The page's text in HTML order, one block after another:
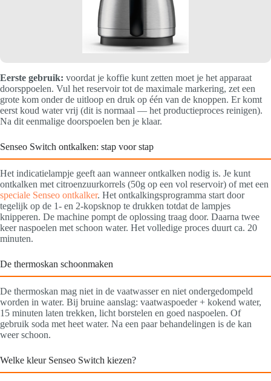
Eerste gebruik: voordat je koffie kunt zetten moet je het apparaat
doorsppoelen. Vul het reservoir tot de maximale markering, zet een
grote kom onder de uitloop en druk op één van de knoppen. Er komt
eerst koud water vrij (dit is normaal — het productieproces reinigen).
Na dit eenmalige doorspoelen ben je klaar.
Senseo Switch ontkalken: stap voor stap
Het indicatielampje geeft aan wanneer ontkalken nodig is. Je kunt
ontkalken met citroenzuurkorrels (50g op een vol reservoir) of met een
speciale Senseo ontkalker. Het ontkalkingsprogramma start door
tegelijk op de 1- en 2-kopsknop te drukken totdat de lampjes
knipperen. De machine pompt de oplossing traag door. Daarna twee
keer naspoelen met schoon water. Het volledige proces duurt ca. 20
minuten.
De thermoskan schoonmaken
De thermoskan mag niet in de vaatwasser en niet ondergedompeld
worden in water. Bij bruine aanslag: vaatwaspoeder + kokend water,
15 minuten laten trekken, licht borstelen en goed naspoelen. Of
gebruik soda met heet water. Na een paar behandelingen is de kan
weer schoon.
Welke kleur Senseo Switch kiezen?